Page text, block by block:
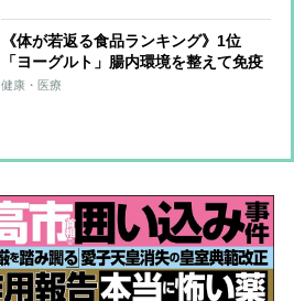
《体が若返る食品ランキング》1位
「ヨーグルト」腸内環境を整えて免疫
力アップ、カルシウムやたんぱく質も
健康・医療